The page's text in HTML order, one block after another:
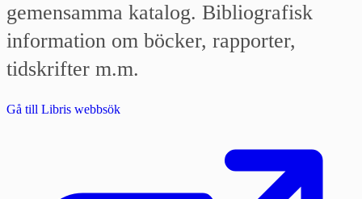
gemensamma katalog. Bibliografisk
information om böcker, rapporter,
tidskrifter m.m.
Gå till Libris webbsök